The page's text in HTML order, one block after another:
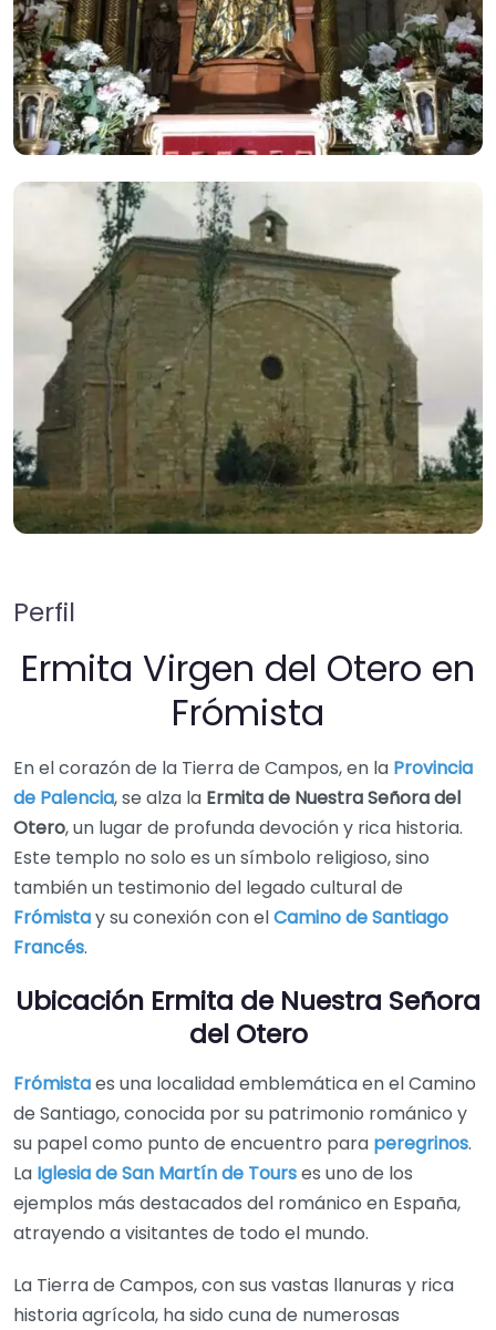
Perfil
Ermita Virgen del Otero en
Frómista
En el corazón de la Tierra de Campos, en la Provincia
de Palencia, se alza la Ermita de Nuestra Señora del
Otero, un lugar de profunda devoción y rica historia.
Este templo no solo es un símbolo religioso, sino
también un testimonio del legado cultural de
Frómistay su conexión con elCamino de Santiago
Francés.
Ubicación Ermita de Nuestra Señora
del Otero
Frómistaes una localidad emblemática en el Camino
de Santiago, conocida por su patrimonio románico y
su papel como punto de encuentro para peregrinos.
La Iglesia de San Martín de Tourses uno de los
ejemplos más destacados del románico en España,
atrayendo a visitantes de todo el mundo.
La Tierra de Campos, con sus vastas llanuras y rica
historia agrícola, ha sido cuna de numerosas